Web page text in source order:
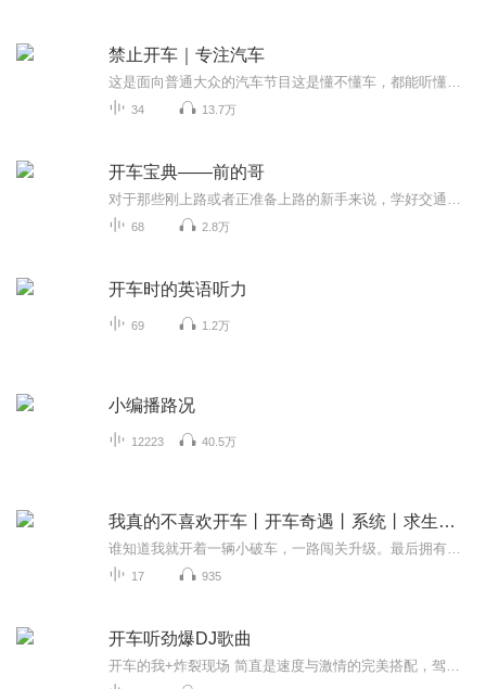
禁止开车｜专注汽车
34 13.7万
开车宝典——前的哥
68 2.8万
开车时的英语听力
69 1.2万
小编播路况
12223 40.5万
我真的不喜欢开车丨开车奇遇丨系统丨求生游戏丨爽文
17 935
开车听劲爆DJ歌曲